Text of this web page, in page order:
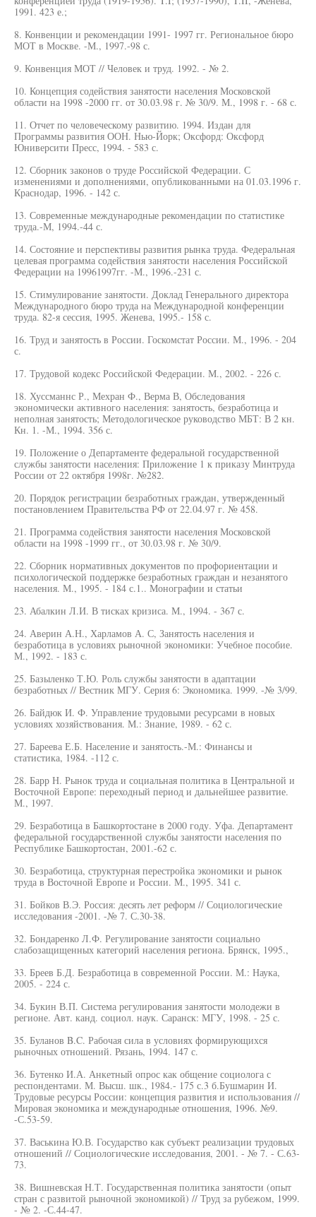
1991. 423 е.;
8. Конвенции и рекомендации 1991- 1997 гг. Региональное бюро
МОТ в Москве. -М., 1997.-98 с.
9. Конвенция МОТ // Человек и труд. 1992. - № 2.
10. Концепция содействия занятости населения Московской
области на 1998 -2000 гг. от 30.03.98 г. № 30/9. М., 1998 г. - 68 с.
11. Отчет по человеческому развитию. 1994. Издан для
Программы развития ООН. Нью-Йорк; Оксфорд: Оксфорд
Юниверсити Пресс, 1994. - 583 с.
12. Сборник законов о труде Российской Федерации. С
изменениями и дополнениями, опубликованными на 01.03.1996 г.
Краснодар, 1996. - 142 с.
13. Современные международные рекомендации по статистике
труда.-М, 1994.-44 с.
14. Состояние и перспективы развития рынка труда. Федеральная
целевая программа содействия занятости населения Российской
Федерации на 19961997гг. -М., 1996.-231 с.
15. Стимулирование занятости. Доклад Генерального директора
Международного бюро труда на Международной конференции
труда. 82-я сессия, 1995. Женева, 1995.- 158 с.
16. Труд и занятость в России. Госкомстат России. М., 1996. - 204
с.
17. Трудовой кодекс Российской Федерации. М., 2002. - 226 с.
18. Хуссманнс Р., Мехран Ф., Верма В, Обследования
экономически активного населения: занятость, безработица и
неполная занятость; Методологическое руководство МБТ: В 2 кн.
Кн. 1. -М., 1994. 356 с.
19. Положение о Департаменте федеральной государственной
службы занятости населения: Приложение 1 к приказу Минтруда
России от 22 октября 1998г. №282.
20. Порядок регистрации безработных граждан, утвержденный
постановлением Правительства РФ от 22.04.97 г. № 458.
21. Программа содействия занятости населения Московской
области на 1998 -1999 гг., от 30.03.98 г. № 30/9.
22. Сборник нормативных документов по профориентации и
психологической поддержке безработных граждан и незанятого
населения. М., 1995. - 184 с.1.. Монографии и статьи
23. Абалкин Л.И. В тисках кризиса. М., 1994. - 367 с.
24. Аверин А.Н., Харламов А. С, Занятость населения и
безработица в условиях рыночной экономики: Учебное пособие.
М., 1992. - 183 с.
25. Базыленко Т.Ю. Роль службы занятости в адаптации
безработных // Вестник МГУ. Серия 6: Экономика. 1999. -№ 3/99.
26. Байдюк И. Ф. Управление трудовыми ресурсами в новых
условиях хозяйствования. М.: Знание, 1989. - 62 с.
27. Бареева Е.Б. Население и занятость.-М.: Финансы и
статистика, 1984. -112 с.
28. Барр Н. Рынок труда и социальная политика в Центральной и
Восточной Европе: переходный период и дальнейшее развитие.
М., 1997.
29. Безработица в Башкортостане в 2000 году. Уфа. Департамент
федеральной государственной службы занятости населения по
Республике Башкортостан, 2001.-62 с.
30. Безработица, структурная перестройка экономики и рынок
труда в Восточной Европе и России. М., 1995. 341 с.
31. Бойков В.Э. Россия: десять лет реформ // Социологические
исследования -2001. -№ 7. С.30-38.
32. Бондаренко Л.Ф. Регулирование занятости социально
слабозащищенных категорий населения региона. Брянск, 1995.,
33. Бреев Б.Д. Безработица в современной России. М.: Наука,
2005. - 224 с.
34. Букин В.П. Система регулирования занятости молодежи в
регионе. Авт. канд. социол. наук. Саранск: МГУ, 1998. - 25 с.
35. Буланов B.C. Рабочая сила в условиях формирующихся
рыночных отношений. Рязань, 1994. 147 с.
36. Бутенко И.А. Анкетный опрос как общение социолога с
респондентами. М. Высш. шк., 1984.- 175 с.3 б.Бушмарин И.
Трудовые ресурсы России: концепция развития и использования //
Мировая экономика и международные отношения, 1996. №9.
-С.53-59.
37. Васькина Ю.В. Государство как субъект реализации трудовых
отношений // Социологические исследования, 2001. - № 7. - С.63-
73.
38. Вишневская Н.Т. Государственная политика занятости (опыт
стран с развитой рыночной экономикой) // Труд за рубежом, 1999.
- № 2. -С.44-47.